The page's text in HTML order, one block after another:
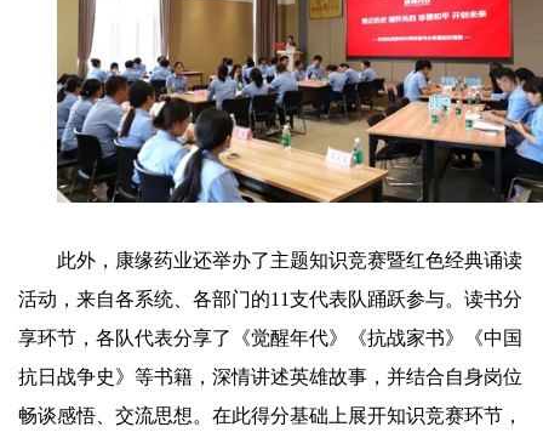
此外，康缘药业还举办了主题知识竞赛暨红色经典诵读
活动，来自各系统、各部门的11支代表队踊跃参与。读书分
享环节，各队代表分享了《觉醒年代》《抗战家书》《中国
抗日战争史》等书籍，深情讲述英雄故事，并结合自身岗位
畅谈感悟、交流思想。在此得分基础上展开知识竞赛环节，